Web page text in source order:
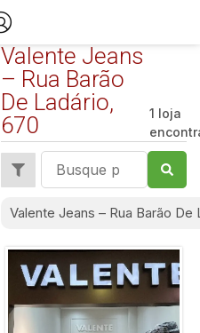
Valente Jeans
– Rua Barão
De Ladário,
670
1 loja
Valente Jeans – Rua Barão De